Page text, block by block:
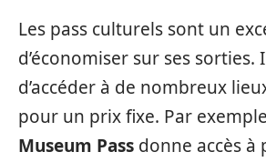
Les pass culturels sont un
d’économiser sur ses
d’accéder à de nombreux
pour un prix fixe. Par
Museum Pass donne accès à